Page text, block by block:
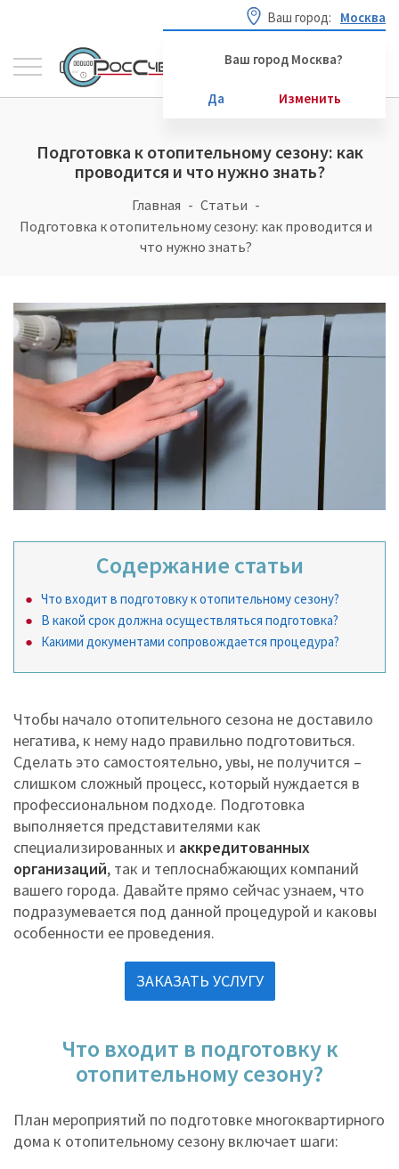
Ваш город: Москва
Ваш город Москва?
Да Изменить
Подготовка к отопительному сезону: как
проводится и что нужно знать?
Главная
Статьи
Подготовка к отопительному сезону: как проводится и
что нужно знать?
Содержание статьи
Что входит в подготовку к отопительному сезону?
В какой срок должна осуществляться подготовка?
Какими документами сопровождается процедура?
Чтобы начало отопительного сезона не доставило
негатива, к нему надо правильно подготовиться.
Сделать это самостоятельно, увы, не получится –
слишком сложный процесс, который нуждается в
профессиональном подходе. Подготовка
выполняется представителями как
специализированных и аккредитованных
организаций, так и теплоснабжающих компаний
вашего города. Давайте прямо сейчас узнаем, что
подразумевается под данной процедурой и каковы
особенности ее проведения.
ЗАКАЗАТЬ УСЛУГУ
Что входит в подготовку к
отопительному сезону?
План мероприятий по подготовке многоквартирного
дома к отопительному сезону включает шаги: